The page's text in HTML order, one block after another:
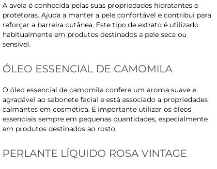
A aveia é conhecida pelas suas propriedades hidratantes e
protetoras. Ajuda a manter a pele confortável e contribui para
reforçar a barreira cutânea. Este tipo de extrato é utilizado
habitualmente em produtos destinados a pele seca ou
sensível.
ÓLEO ESSENCIAL DE CAMOMILA
O óleo essencial de camomila confere um aroma suave e
agradável ao sabonete facial e está associado a propriedades
calmantes em cosmética. É importante utilizar os óleos
essenciais sempre em pequenas quantidades, especialmente
em produtos destinados ao rosto.
PERLANTE LÍQUIDO ROSA VINTAGE